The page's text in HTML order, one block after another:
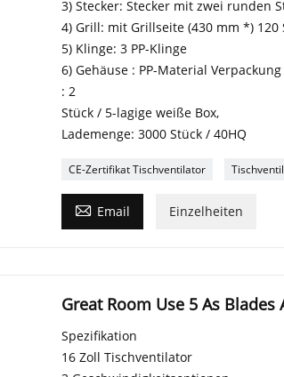
3) Stecker: Stecker mit zwei runden
4) Grill: mit Grillseite (430 mm *) 120
5) Klinge: 3 PP-Klinge
6) Gehäuse : PP-Material Verpackung
: 2
Stück / 5-lagige weiße Box,
Lademenge: 3000 Stück / 40HQ
CE-Zertifikat Tischventilator
 Email Einzelheiten
Great Room Use 5 As
Spezifikation
16 Zoll Tischventilator